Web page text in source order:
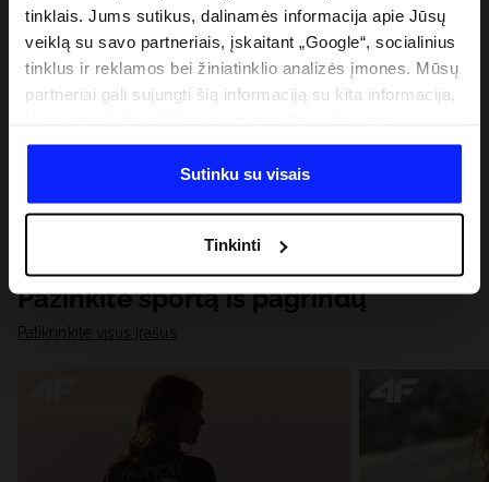
tinklais. Jums sutikus, dalinamės informacija apie Jūsų
veiklą su savo partneriais, įskaitant „Google“, socialinius
tinklus ir reklamos bei žiniatinklio analizės įmones. Mūsų
partneriai gali sujungti šią informaciją su kita informacija,
duomenimis, kuriuos jie gauna, kai naudojatės jų
paslaugomis. Gavus Jūsų leidimą, mes galime perduoti
Jūsų asmeninę informaciją savo partneriams, siekdami
analitinius tyrimus, pritaikyti turinį ir tobulinti mūsų
partnerių siūlomus sprendimus (pvz., socialinius tinklus).
Išsamią informaciją rasite mūsų Privatumo politikoje ir
skiltyje „Išsami informacija“.
Sutinku su visais
Tinkinti
Pažinkite sportą iš pagrindų
Patikrinkite visus įrašus